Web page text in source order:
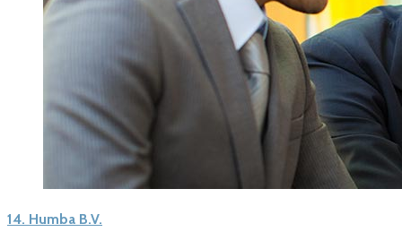
14. Humba B.V.